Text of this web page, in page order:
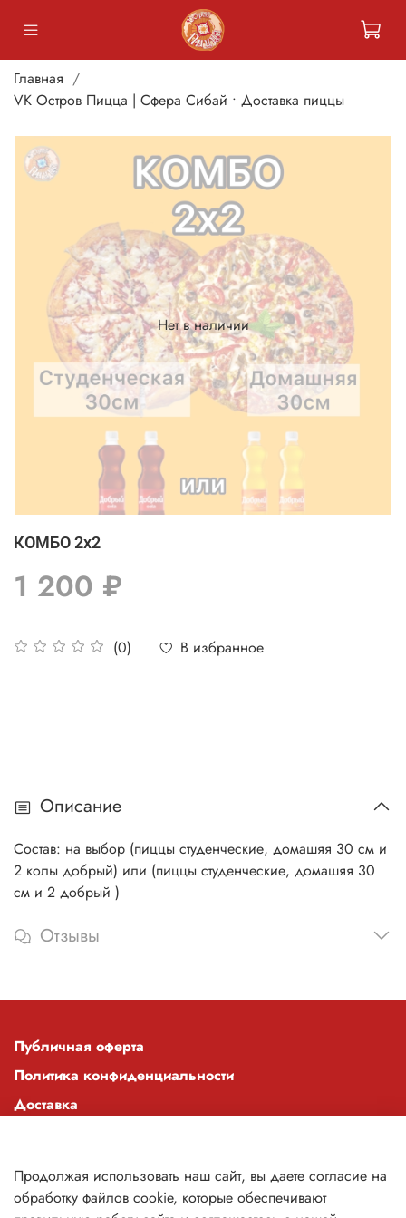
Главная
VK Остров Пицца | Сфера Сибай • Доставка пиццы
Нет в наличии
КОМБО 2х2
(0) В избранное
1 200 ₽
Описание
Состав: на выбор (пиццы студенческие, домашяя 30 см и
2 колы добрый) или (пиццы студенческие, домашяя 30
см и 2 добрый )
Отзывы
Публичная оферта
Политика конфиденциальности
Доставка
Контакты
Продолжая использовать наш сайт, вы даете согласие на
обработку файлов cookie, которые обеспечивают